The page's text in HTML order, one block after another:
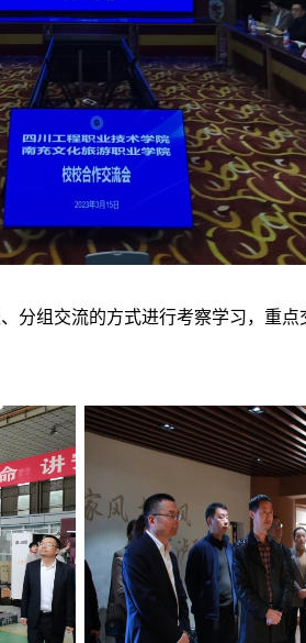
组交流的方式进行考察学习，重